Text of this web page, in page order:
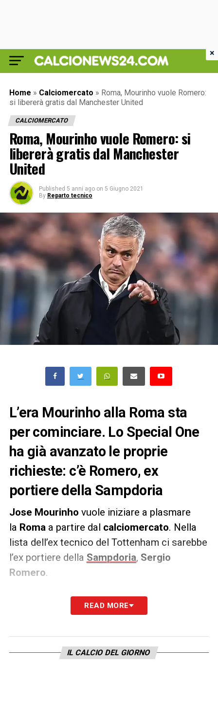
Home » Calciomercato » Roma, Mourinho vuole Romero:
si libererà gratis dal Manchester United
CALCIOMERCATO
Roma, Mourinho vuole Romero: si
libererà gratis dal Manchester
United
Published 5 anni ago on 5 Giugno 2021
By Reparto tecnico
L’era Mourinho alla Roma sta
per cominciare. Lo Special One
ha già avanzato le proprie
richieste: c’è Romero, ex
portiere della Sampdoria
Jose Mourinho vuole iniziare a plasmare
la Roma a partire dal calciomercato. Nella
lista dell’ex tecnico del Tottenham ci sarebbe
l’ex portiere della Sampdoria, Sergio
Romero.
L’ex numero uno blucerchiato, 74 presenze
con il club genovese, è svincolato dopo il
lui, secondo quanto riporta ilThe Sun
READ MORE
IL CALCIO DEL GIORNO
×